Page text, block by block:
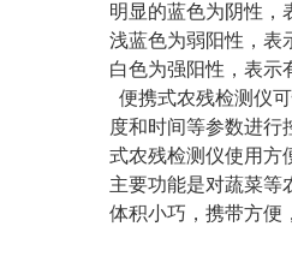
明显的蓝色为阴性，
浅蓝色为弱阳性，表
白色为强阳性，表示
便携式农残检测仪
度和时间等参数进行
式农残检测仪使用方
主要功能是对蔬菜等
体积小巧，携带方便